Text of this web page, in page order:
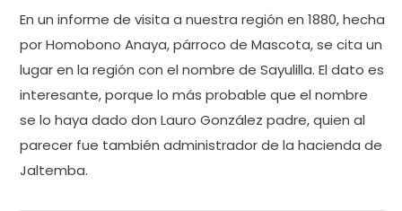
En un informe de visita a nuestra región en 1880, hecha
por Homobono Anaya, párroco de Mascota, se cita un
lugar en la región con el nombre de Sayulilla. El dato es
interesante, porque lo más probable que el nombre
se lo haya dado don Lauro González padre, quien al
parecer fue también administrador de la hacienda de
Jaltemba.